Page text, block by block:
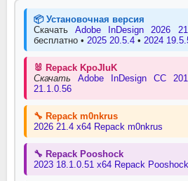
📦 Установочная версия
СкачатьAdobe InDesign 2026
бесплатно • 2025 20.5.4 • 2024
🐰 Repack KpoJIuK
Скачать Adobe InDesign CC
21.1.0.56
🔧 Repack m0nkrus
2026 21.4 x64 Repack m0nkrus
🔧 Repack Pooshock
2023 18.1.0.51 x64 Repack Pooshock